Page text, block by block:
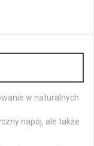
w naturalnych
napój, ale także